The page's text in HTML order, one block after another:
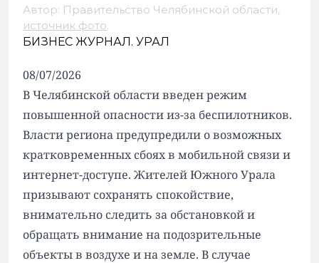
Автор: Правительство Челябинской области,
источник фото.
БИЗНЕС ЖУРНАЛ. УРАЛ
08/07/2026
В Челябинской области введен режим
повышенной опасности из-за беспилотников.
Власти региона предупредили о возможных
кратковременных сбоях в мобильной связи и
интернет-доступе. Жителей Южного Урала
призывают сохранять спокойствие,
внимательно следить за обстановкой и
обращать внимание на подозрительные
объекты в воздухе и на земле. В случае